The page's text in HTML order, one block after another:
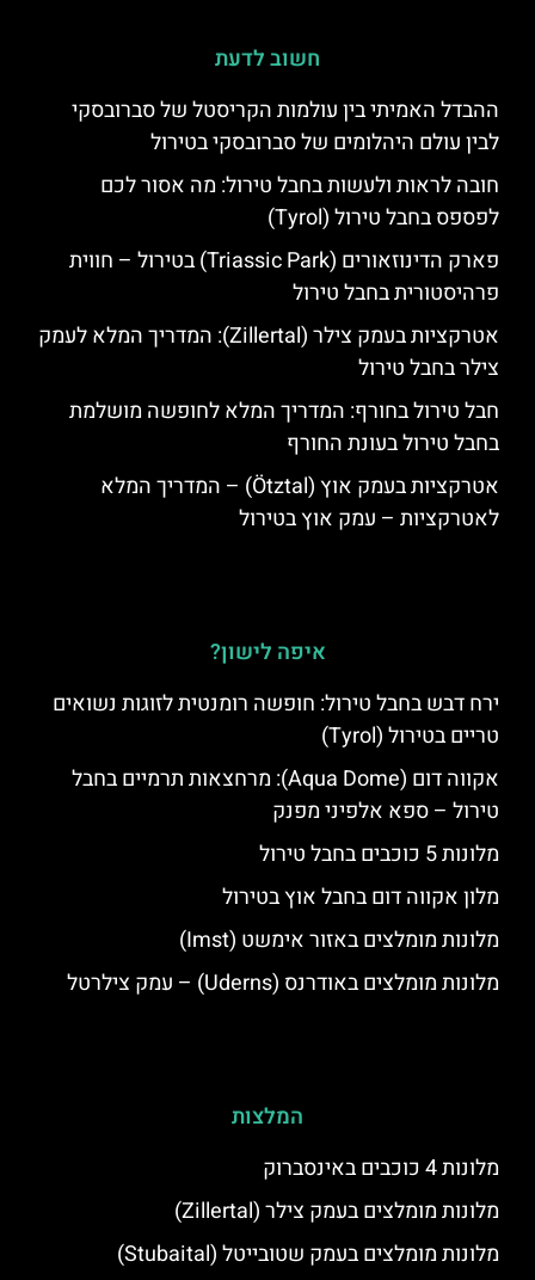
חשוב לדעת
ההבדל האמיתי בין עולמות הקריסטל של סברובסקי
לבין עולם היהלומים של סברובסקי בטירול
חובה לראות ולעשות בחבל טירול: מה אסור לכם
לפספס בחבל טירול (Tyrol)
פארק הדינוזאורים (Triassic Park) בטירול – חווית
פרהיסטורית בחבל טירול
אטרקציות בעמק צילר (Zillertal): המדריך המלא לעמק
צילר בחבל טירול
חבל טירול בחורף: המדריך המלא לחופשה מושלמת
בחבל טירול בעונת החורף
אטרקציות בעמק אוץ (Ötztal) – המדריך המלא
לאטרקציות – עמק אוץ בטירול
איפה לישון?
ירח דבש בחבל טירול: חופשה רומנטית לזוגות נשואים
טריים בטירול (Tyrol)
אקווה דום (Aqua Dome): מרחצאות תרמיים בחבל
טירול – ספא אלפיני מפנק
מלונות 5 כוכבים בחבל טירול
מלון אקווה דום בחבל אוץ בטירול
מלונות מומלצים באזור אימשט (Imst)
מלונות מומלצים באודרנס (Uderns) – עמק צילרטל
המלצות
מלונות 4 כוכבים באינסברוק
מלונות מומלצים בעמק צילר (Zillertal)
מלונות מומלצים בעמק שטובייטל (Stubaital)